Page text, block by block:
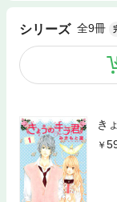
シリーズ 全9冊
き